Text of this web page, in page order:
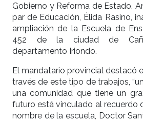
Gobierno y Reforma de Estado,
par de Educación, Élida Rasino,
ampliación de la Escuela de
452 de la ciudad de
departamento Iriondo.
El mandatario provincial destacó
través de este tipo de trabajos,
una comunidad que tiene un
futuro está vinculado al recuerdo
nombre de la escuela, Doctor